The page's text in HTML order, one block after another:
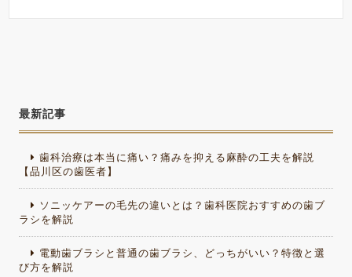
最新記事
歯科治療は本当に痛い？痛みを抑える麻酔の工夫を解説
【品川区の歯医者】
ソニッケアーの毛先の違いとは？歯科医院おすすめの歯ブ
ラシを解説
電動歯ブラシと普通の歯ブラシ、どっちがいい？特徴と選
び方を解説